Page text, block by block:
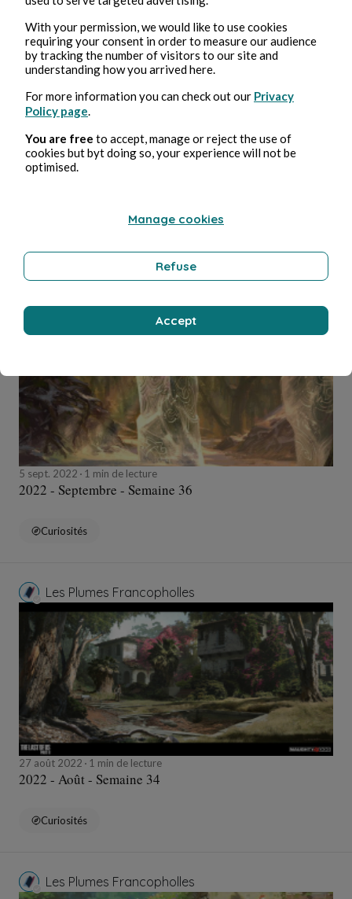
Publications dans Ecrits hebdomadaires
Les Plumes Francopholles
5 sept. 2022 1 min de lecture
2022 - Septembre - Semaine 36
Curiosités
Les Plumes Francopholles
27 août 2022 1 min de lecture
2022 - Août - Semaine 34
Curiosités
Les Plumes Francopholles
With your permission, we would like to use cookies
requiring your consent in order to measure our audience
by tracking the number of visitors to our site and
understanding how you arrived here.
For more information you can check out our Privacy
Policy page
You are free to accept, manage or reject the use of
cookies but byt doing so, your experience will not be
optimised.
Manage cookies
Refuse
Accept